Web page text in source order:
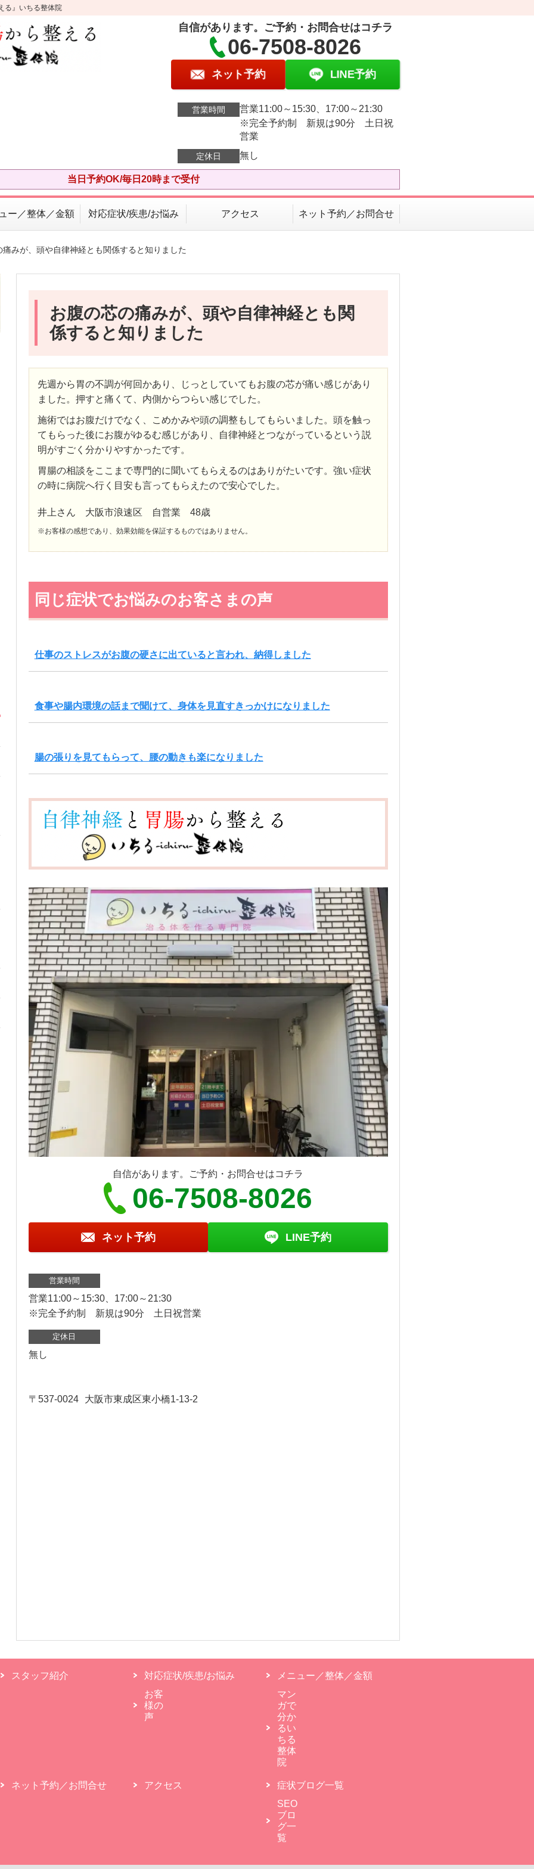
る』いちる整体院
自信があります。ご予約・お問合せはコチラ
06-7508-8026
ネット予約 LINE予約
営業時間
営業11:00～15:30、17:00～21:30
※完全予約制 新規は90分 土日祝
営業
定休日 無し
当日予約OK/毎日20時まで受付
ー／整体／金額 対応症状/疾患/お悩み アクセス ネット予約／お問合せ
みが、頭や自律神経とも関係すると知りました
お腹の芯の痛みが、頭や自律神経とも関
係すると知りました
先週から胃の不調が何回かあり、じっとしていてもお腹の芯が痛い感じがあり
ました。押すと痛くて、内側からつらい感じでした。
施術ではお腹だけでなく、こめかみや頭の調整もしてもらいました。頭を触っ
てもらった後にお腹がゆるむ感じがあり、自律神経とつながっているという説
明がすごく分かりやすかったです。
胃腸の相談をここまで専門的に聞いてもらえるのはありがたいです。強い症状
の時に病院へ行く目安も言ってもらえたので安心でした。
井上さん 大阪市浪速区 自営業 48歳
※お客様の感想であり、効果効能を保証するものではありません。
同じ症状でお悩みのお客さまの声
仕事のストレスがお腹の硬さに出ていると言われ、納得しました
食事や腸内環境の話まで聞けて、身体を見直すきっかけになりました
腸の張りを見てもらって、腰の動きも楽になりました
自信があります。ご予約・お問合せはコチラ
06-7508-8026
ネット予約 LINE予約
営業時間
営業11:00～15:30、17:00～21:30
※完全予約制 新規は90分 土日祝営業
定休日
無し
〒537-0024 大阪市東成区東小橋1-13-2
スタッフ紹介
対応症状/疾患/お悩み
お客
様の
声
メニュー／整体／金額
マン
ガで
分か
るい
ちる
整体
院
ネット予約／お問合せ アクセス
症状ブログ一覧
SEO
ブロ
グ一
覧